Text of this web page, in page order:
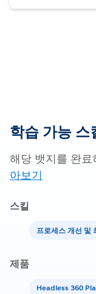
학습 가능 스
해당 뱃지를 완
아보기
스킬
프로세스 개선 및
제품
Headless 360